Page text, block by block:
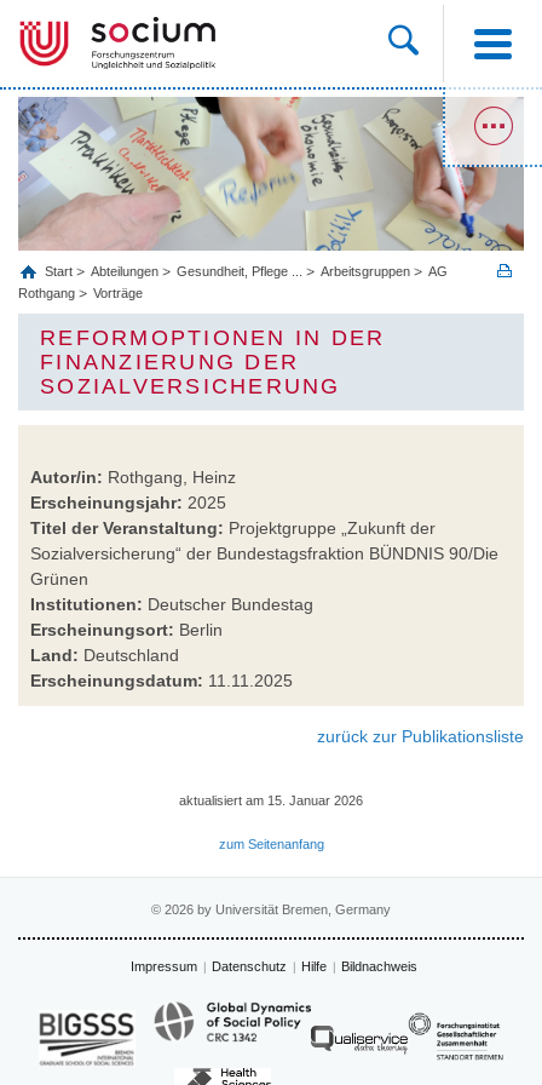
Start Abteilungen Gesundheit, Pflege ... Arbeitsgruppen
AG
Rothgang
Vorträge
REFORMOPTIONEN IN DER
FINANZIERUNG DER
SOZIALVERSICHERUNG
Autor/in: Rothgang, Heinz
Erscheinungsjahr: 2025
Titel der Veranstaltung: Projektgruppe „Zukunft der
Sozialversicherung“ der Bundestagsfraktion BÜNDNIS 90/Die
Grünen
Institutionen: Deutscher Bundestag
Erscheinungsort: Berlin
Land: Deutschland
Erscheinungsdatum: 11.11.2025
zurück zur Publikationsliste
aktualisiert am 15. Januar 2026
zum Seitenanfang
© 2026 by Universität Bremen, Germany
Impressum Datenschutz Hilfe Bildnachweis